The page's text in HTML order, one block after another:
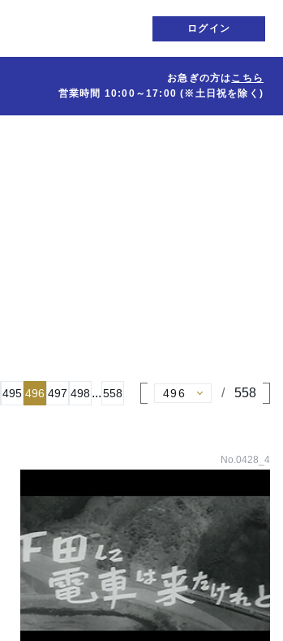
ログイン
お急ぎの方はこちら
営業時間 10:00～17:00(※土日祝を除く)
495 496 497 498 ...558 558
No.0428_4